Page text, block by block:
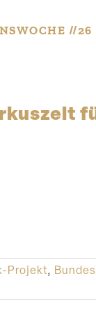
//26
Projekt,